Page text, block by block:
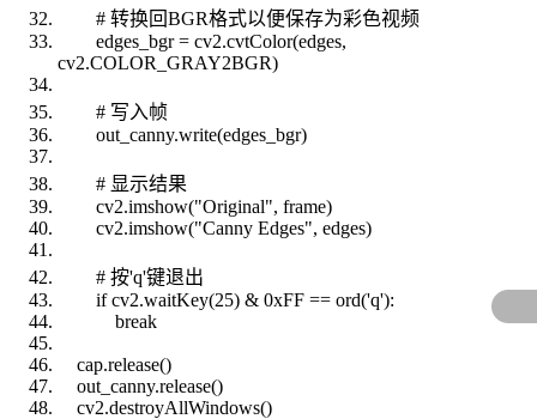
# 转换回BGR格式以便保存为彩色视频
edges_bgr = cv2.cvtColor(edges,
cv2.COLOR_GRAY2BGR)
# 写入帧
out_canny.write(edges_bgr)
# 显示结果
cv2.imshow("Original", frame)
cv2.imshow("Canny Edges", edges)
# 按'q'键退出
if cv2.waitKey(25) & 0xFF == ord('q'):
break
cap.release()
out_canny.release()
cv2.destroyAllWindows()